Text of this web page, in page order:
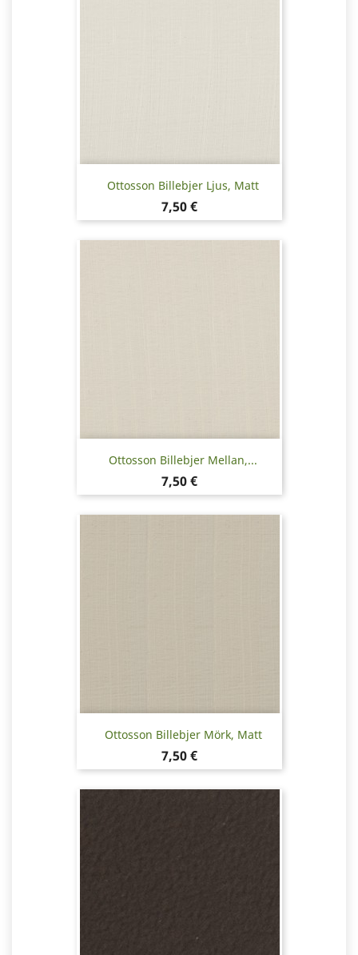
Ottosson Billebjer Ljus, Matt
Pris
7,50 €
Ottosson Billebjer Mellan,...
Pris
7,50 €
Ottosson Billebjer Mörk, Matt
Pris
7,50 €